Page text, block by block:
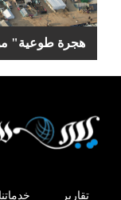
هجرة طوعية" من
تقارير خدماتنا